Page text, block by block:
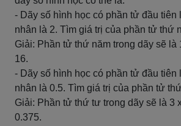
- Dãy số hình học có phần tử đầu tiên
nhân là 2. Tìm giá trị của phần tử thứ
Giải: Phần tử thứ năm trong dãy sẽ là
16.
- Dãy số hình học có phần tử đầu tiên
nhân là 0.5. Tìm giá trị của phần tử
Giải: Phần tử thứ tư trong dãy sẽ là 3
0.375.